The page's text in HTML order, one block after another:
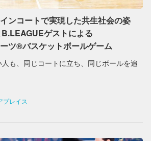
ンコートで実現した共生社会の姿
ゲストによる
ツ®︎バスケットボールゲーム
も、同じコートに立ち、同じボールを追
プレイス